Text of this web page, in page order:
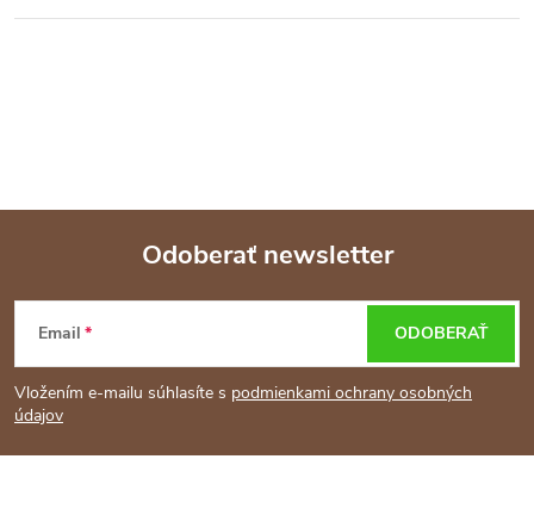
Z
á
p
Odoberať newsletter
Email
Vložením e-mailu súhlasíte s podmienkami ochrany osobných
údajov
ODOBERAŤ